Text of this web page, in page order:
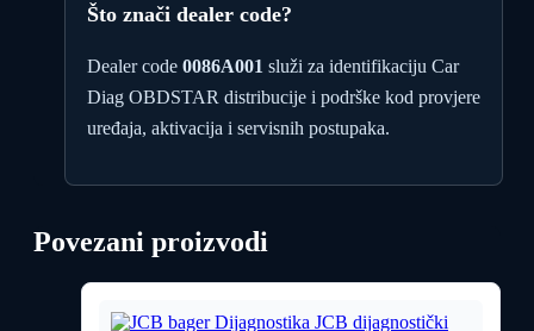
Što znači dealer code?
Dealer code 0086A001 služi za identifikaciju Car
Diag OBDSTAR distribucije i podrške kod provjere
uređaja, aktivacija i servisnih postupaka.
Povezani proizvodi